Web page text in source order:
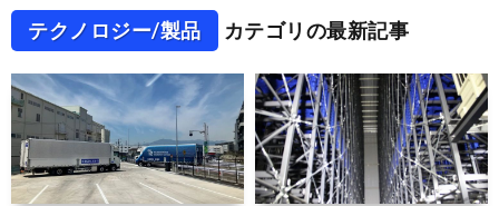
テクノロジー/製品 カテゴリの最新記事